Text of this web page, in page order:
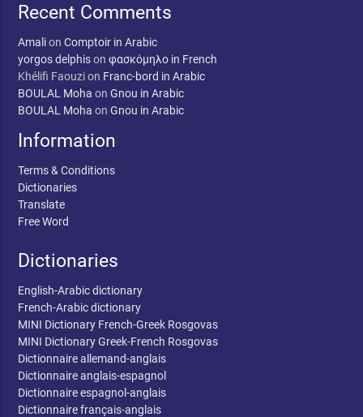
Recent Comments
AmalionComptoir in Arabic
yorgos delphisonφασκόμηλο in French
Khélifi Faouzion Franc-bord in Arabic
BOULAL Moha onGnou in Arabic
BOULAL Moha onGnou in Arabic
Information
Terms & Conditions
Dictionaries
Translate
Free Word
Dictionaries
English-Arabic dictionary
French-Arabic dictionary
MINI Dictionary French-Greek Rosgovas
MINI Dictionary Greek-French Rosgovas
Dictionnaire allemand-anglais
Dictionnaire anglais-espagnol
Dictionnaire espagnol-anglais
Dictionnaire français-anglais